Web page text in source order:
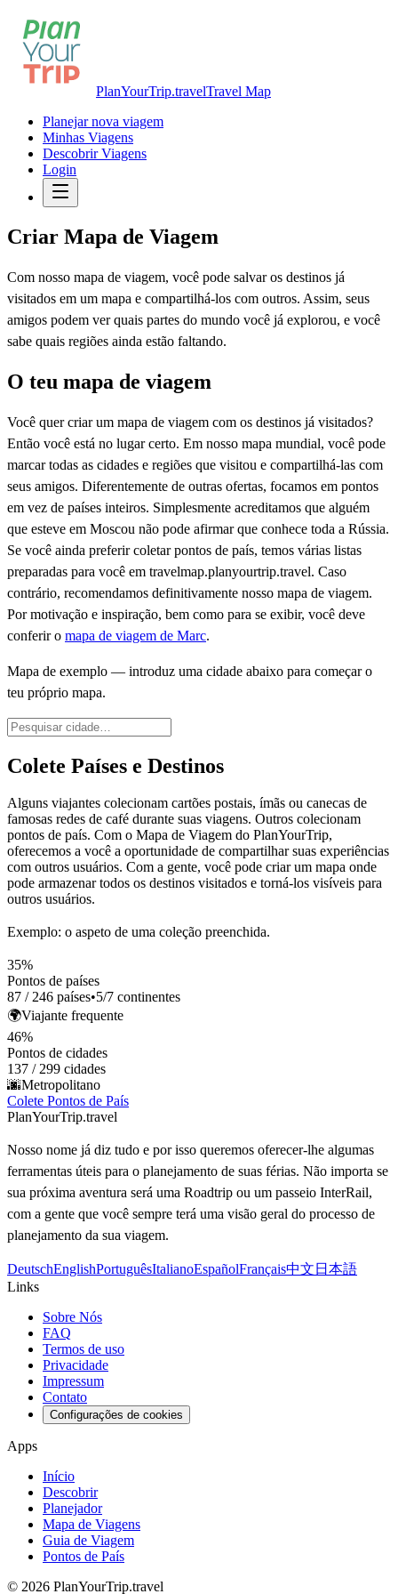
PlanYourTrip.travelTravel Map
Planejar nova viagem
Minhas Viagens
Descobrir Viagens
Login
Criar Mapa de Viagem
Com nosso mapa de viagem, você pode salvar os destinos já
visitados em um mapa e compartilhá-los com outros. Assim, seus
amigos podem ver quais partes do mundo você já explorou, e você
sabe quais regiões ainda estão faltando.
O teu mapa de viagem
Você quer criar um mapa de viagem com os destinos já visitados?
Então você está no lugar certo. Em nosso mapa mundial, você pode
marcar todas as cidades e regiões que visitou e compartilhá-las com
seus amigos. Diferentemente de outras ofertas, focamos em pontos
em vez de países inteiros. Simplesmente acreditamos que alguém
que esteve em Moscou não pode afirmar que conhece toda a Rússia.
Se você ainda preferir coletar pontos de país, temos várias listas
preparadas para você em travelmap.planyourtrip.travel. Caso
contrário, recomendamos definitivamente nosso mapa de viagem.
Por motivação e inspiração, bem como para se exibir, você deve
conferir o mapa de viagem de Marc.
Mapa de exemplo — introduz uma cidade abaixo para começar o
teu próprio mapa.
Colete Países e Destinos
Alguns viajantes colecionam cartões postais, ímãs ou canecas de
famosas redes de café durante suas viagens. Outros colecionam
pontos de país. Com o Mapa de Viagem do PlanYourTrip,
oferecemos a você a oportunidade de compartilhar suas experiências
com outros usuários. Com a gente, você pode criar um mapa onde
pode armazenar todos os destinos visitados e torná-los visíveis para
outros usuários.
Exemplo: o aspeto de uma coleção preenchida.
35%
Pontos de países
87 / 246 países•5/7 continentes
🌍Viajante frequente
46%
Pontos de cidades
137 / 299 cidades
🌆Metropolitano
Colete Pontos de País
PlanYourTrip.travel
Nosso nome já diz tudo e por isso queremos oferecer-lhe algumas
ferramentas úteis para o planejamento de suas férias. Não importa se
sua próxima aventura será uma Roadtrip ou um passeio InterRail,
com a gente que você sempre terá uma visão geral do processo de
planejamento da sua viagem.
DeutschEnglishPortuguêsItalianoEspañolFrançais中文 日本語
Links
Sobre Nós
FAQ
Termos de uso
Privacidade
Impressum
Contato
Configurações de cookies
Apps
Início
Descobrir
Planejador
Mapa de Viagens
Guia de Viagem
Pontos de País
© 2026 PlanYourTrip.travel